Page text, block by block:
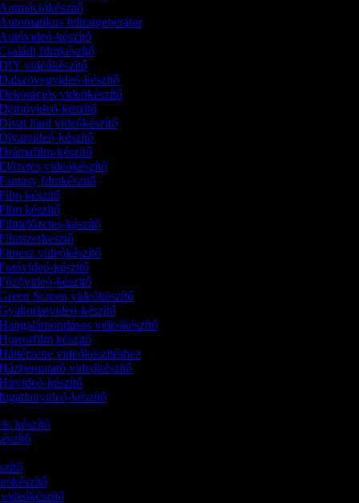
feliratgenerátor
készítő
filmkészítő
videókészítő
készítő
videókészítő
haul videókészítő
készítő
készítő
videókészítő
filmkészítő
készítő
készítő
készítő
videókészítő
készítő
készítő
Screen videókészítő
készítő
videókészítő
készítő
videókészítéshez
videókészítő
készítő
készítő
készítő